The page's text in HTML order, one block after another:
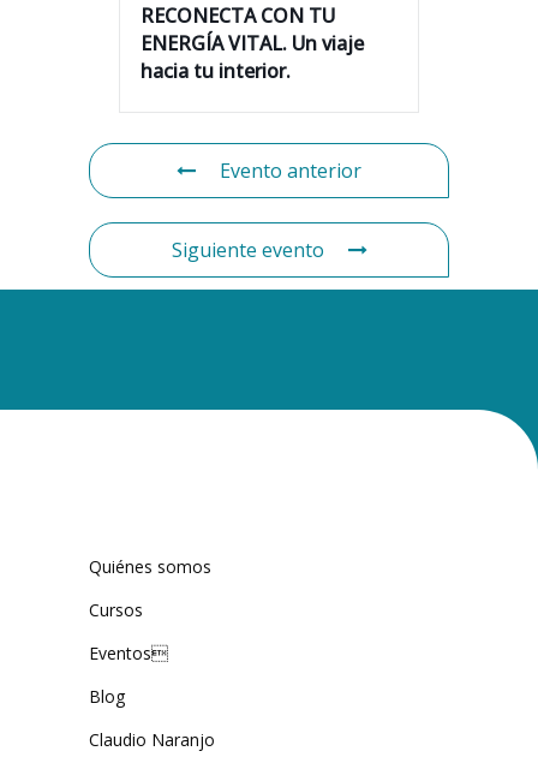
RECONECTA CON TU
ENERGÍA VITAL. Un viaje
hacia tu interior.
Evento anterior
Siguiente evento
Quiénes somos
Cursos
Eventos
Blog
Claudio Naranjo